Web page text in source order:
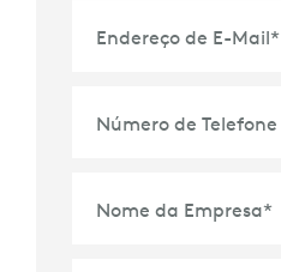
Endereço de E-Mail*
Número de Telefone
Nome da Empresa*